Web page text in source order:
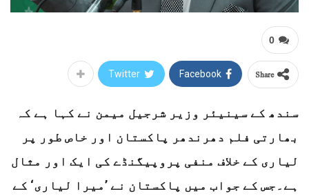
0
Share
Facebook
Twitter
سندھ کے سینیئر وزیر شرجیل میمن نے کہا ہے کہ
بھارتی فلم دھرندھر پاکستان اور خاص طور پر
لیاری کے خلاف منفی پروپیگنڈے کی ایک اور مثال
ہے۔جس کے جواب میں پاکستان نے ’میرا لیاری‘ کے